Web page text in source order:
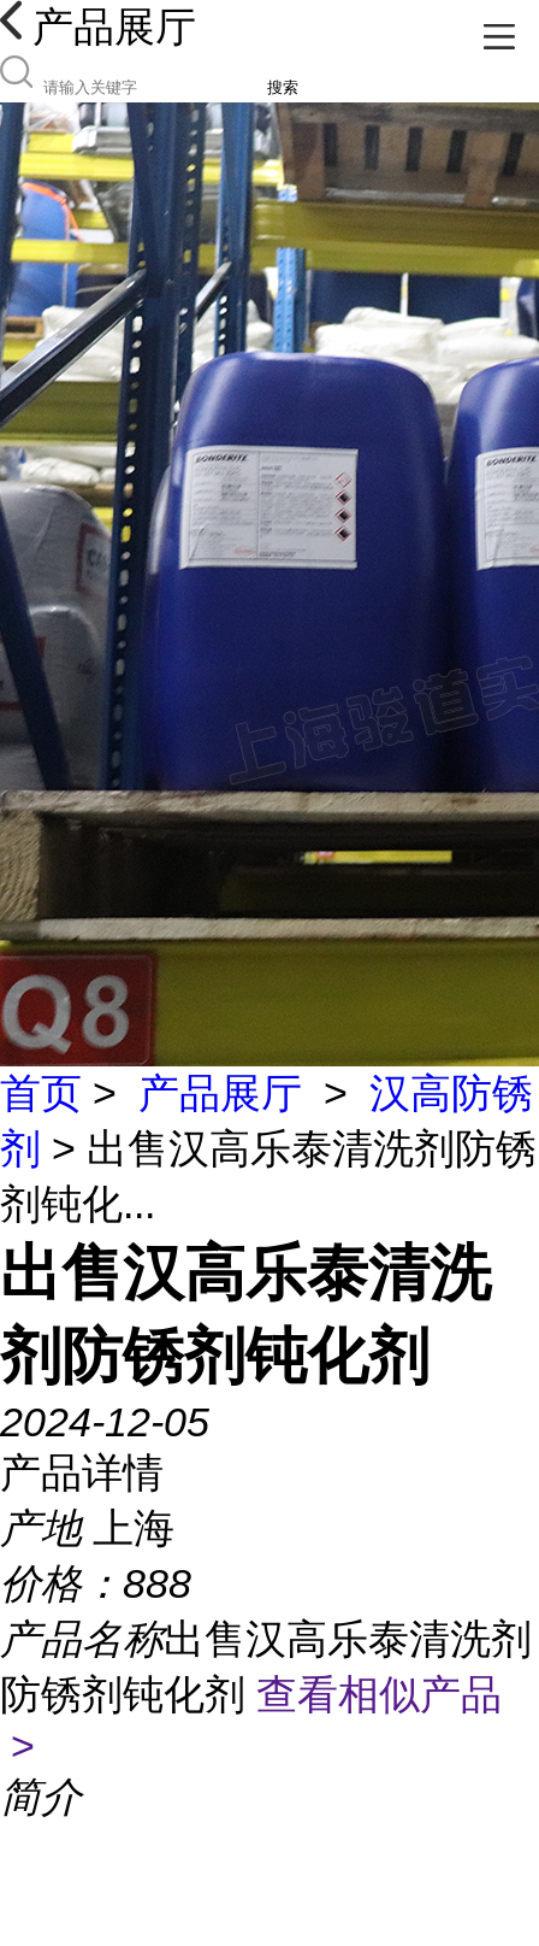
产品展厅
搜索
首页 > 产品展厅 > 汉高防锈
剂 > 出售汉高乐泰清洗剂防锈
剂钝化...
出售汉高乐泰清洗
剂防锈剂钝化剂
2024-12-05
产品详情
产地
上海
价格： 888
产品名称出售汉高乐泰清洗剂
防锈剂钝化剂 查看相似产品
>
简介